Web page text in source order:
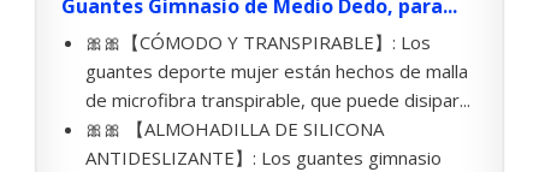
Guantes Gimnasio de Medio Dedo, para...
🎀🎀【CÓMODO Y TRANSPIRABLE】: Los
guantes deporte mujer están hechos de malla
de microfibra transpirable, que puede disipar...
🎀🎀 【ALMOHADILLA DE SILICONA
ANTIDESLIZANTE】: Los guantes gimnasio